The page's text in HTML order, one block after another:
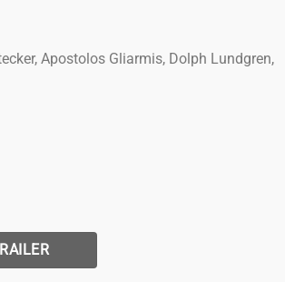
Apostolos Gliarmis, Dolph Lundgren,